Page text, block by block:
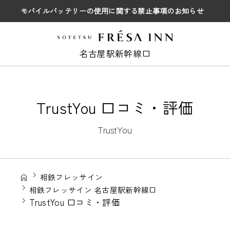
モバイルバッテリーの使用に関する禁止事項のお知らせ
名古屋駅新幹線口
TrustYou 口コミ・評価
TrustYou
相鉄フレッサイン
相鉄フレッサイン 名古屋駅新幹線口
TrustYou 口コミ・評価